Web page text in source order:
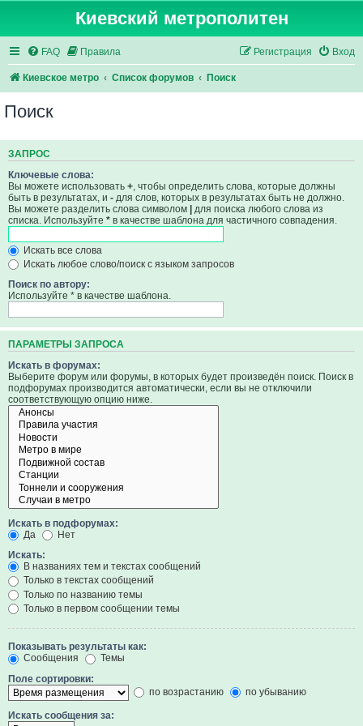
Киевский метрополитен
FAQ Правила Вход
Регистрация
Киевское метро Список форумов Поиск
Поиск
ЗАПРОС
Ключевые слова:
Вы можете использовать + , чтобы определить слова, которые должны
быть в результатах, и - для слов, которых в результатах быть не должно.
Вы можете разделить слова символом | для поиска любого слова из
списка. Используйте * в качестве шаблона для частичного совпадения.
Искать все слова
Искать любое слово/поиск с языком запросов
Поиск по автору:
Используйте * в качестве шаблона.
ПАРАМЕТРЫ ЗАПРОСА
Искать в форумах:
Выберите форум или форумы, в которых будет произведён поиск. Поиск в
подфорумах производится автоматически, если вы не отключили
соответствующую опцию ниже.
Искать в подфорумах:
Да
Нет
Искать:
В названиях тем и текстах сообщений
Только в текстах сообщений
Только по названию темы
Только в первом сообщении темы
Показывать результаты как:
Сообщения
Темы
Поле сортировки:
по возрастанию
по убыванию
Искать сообщения за: